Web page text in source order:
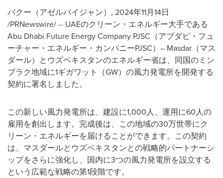
バクー（アゼルバイジャン） , 2024年11月14日
/PRNewswire/ -- UAEのクリーン・エネルギー大手である
Abu Dhabi Future Energy Company PJSC（アブダビ・フュ
ーチャー・エネルギー・カンパニーPJSC）– Masdar（マス
ダール）とウズベキスタンのエネルギー省は、同国のミン
ブラク地域に1ギガワット（GW）の風力発電所を開発する
契約に署名しました。
この新しい風力発電所は、建設に1,000人、運用に60人の
雇用を創出します。完成後は、この地域の30万世帯にク
リーン・エネルギーを届けることができます。この契約
は、マスダールとウズベキスタンとの戦略的パートナーシ
ップをさらに強化し、国内に3つの風力発電所を設立する
という広範な戦略の第1段階です。